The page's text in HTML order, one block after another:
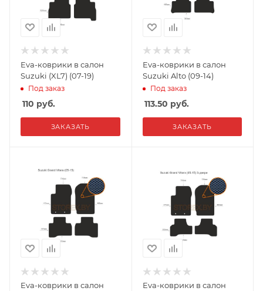
Eva-коврики в салон
Suzuki (XL7) (07-19)
Под заказ
110 руб.
ЗАКАЗАТЬ
Eva-коврики в салон
Suzuki Alto (09-14)
Под заказ
113.50 руб.
ЗАКАЗАТЬ
Eva-коврики в салон
Eva-коврики в салон